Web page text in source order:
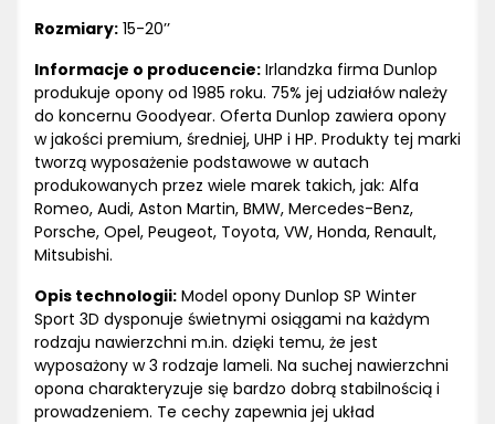
Rozmiary: 15-20’’
Informacje o producencie: Irlandzka firma Dunlop
produkuje opony od 1985 roku. 75% jej udziałów należy
do koncernu Goodyear. Oferta Dunlop zawiera opony
w jakości premium, średniej, UHP i HP. Produkty tej marki
tworzą wyposażenie podstawowe w autach
produkowanych przez wiele marek takich, jak: Alfa
Romeo, Audi, Aston Martin, BMW, Mercedes-Benz,
Porsche, Opel, Peugeot, Toyota, VW, Honda, Renault,
Mitsubishi.
Opis technologii: Model opony Dunlop SP Winter
Sport 3D dysponuje świetnymi osiągami na każdym
rodzaju nawierzchni m.in. dzięki temu, że jest
wyposażony w 3 rodzaje lameli. Na suchej nawierzchni
opona charakteryzuje się bardzo dobrą stabilnością i
prowadzeniem. Te cechy zapewnia jej układ